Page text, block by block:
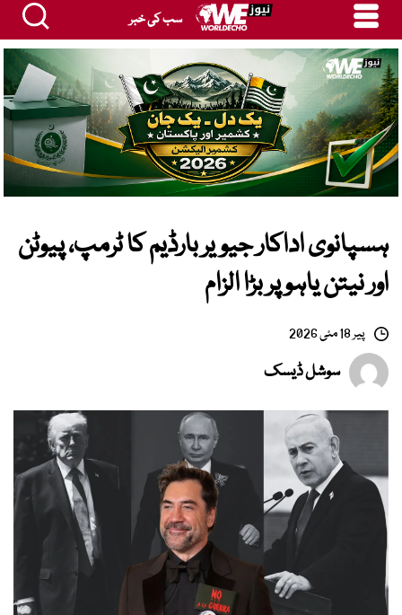
سب کی خبر
ہسپانوی اداکار جیویر بارڈیم کا ٹرمپ، پیوٹن
اور نیتن یاہو پر بڑا الزام
پیر 18 مئی 2026
سوشل ڈیسک